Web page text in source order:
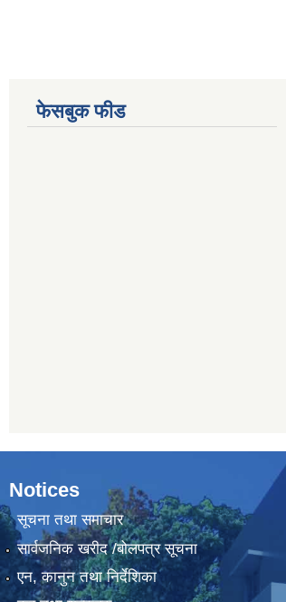
फेसबुक फीड
Notices
सूचना तथा समाचार
सार्वजनिक खरीद /बोलपत्र सूचना
एन, कानुन तथा निर्देशिका